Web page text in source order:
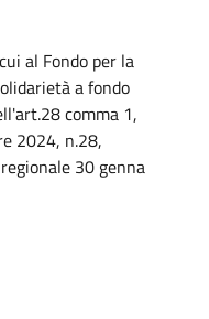
al Fondo per la
a fondo
comma 1,
2024, n.28,
30 genna